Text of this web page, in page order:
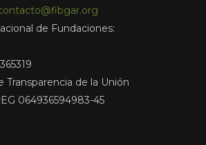
de Fundaciones:
Transparencia de la Unión
064936594983-45